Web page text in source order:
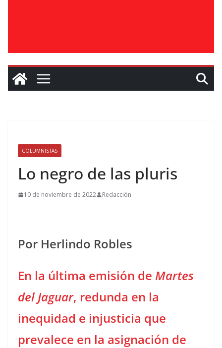
COLUMNISTAS
Lo negro de las pluris
10 de noviembre de 2022 Redacción
Por Herlindo Robles
En la última emisión de Martes
del Jaguar, redunda en la
inequidad e injusticia que
prevalece en la asignación de